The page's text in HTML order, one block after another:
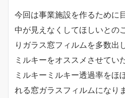
今回は事業施設を作るために
中が見えなくしてほしいと
りガラス窓フィルムを多数
ミルキーをオススメさせてい
ミルキーミルキー透過率をほ
れる窓ガラスフィルムになり